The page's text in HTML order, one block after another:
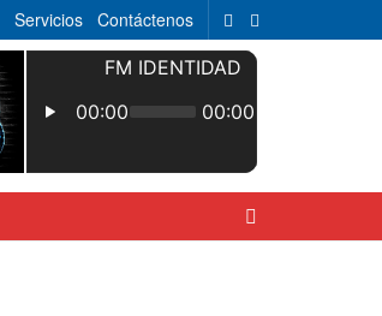
Servicios Contáctenos